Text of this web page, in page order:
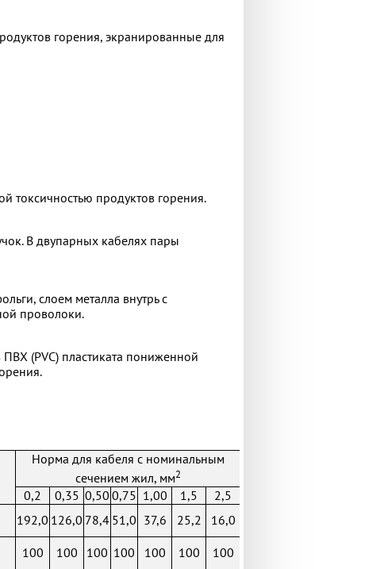
горения, экранированные для
токсичностью продуктов горения.
В двупарных кабелях пары
слоем металла внутрь с
проволоки.
(PVC) пластиката пониженной
Норма для кабеля с номинальным
сечением жил, мм2
0,2 0,35 0,50 0,75 1,00 1,5
2,5
192,0 126,0 78,4 51,0 37,6 25,2
16,0
100 100 100 100 100 100 100